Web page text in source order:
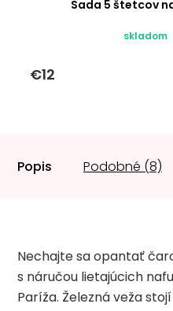
Sada 5 štetcov
skladom
€12
Popis Podobné (8)
Nechajte sa opantať
s náručou lietajúcich
Paríža. Železná veža